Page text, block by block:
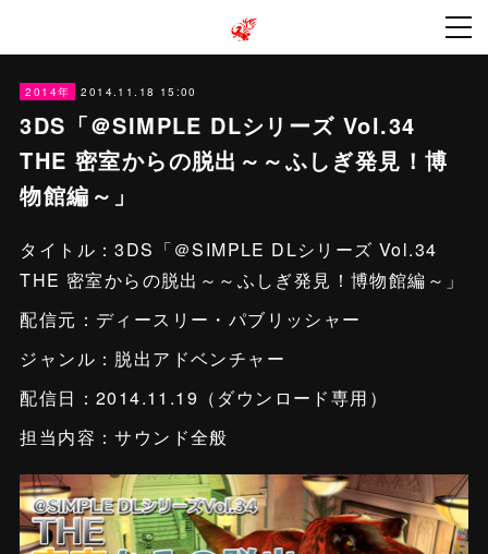
2014年 2014.11.18 15:00
3DS「＠SIMPLE DLシリーズ Vol.34
THE 密室からの脱出～～ふしぎ発見！博
物館編～」
タイトル：3DS「＠SIMPLE DLシリーズ Vol.34
THE 密室からの脱出～～ふしぎ発見！博物館編～」
配信元：ディースリー・パブリッシャー
ジャンル：脱出アドベンチャー
配信日：2014.11.19（ダウンロード専用）
担当内容：サウンド全般